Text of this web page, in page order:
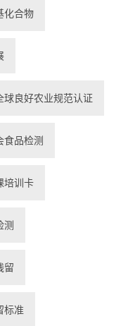
化合物
球良好农业规范认证
食品检测
培训卡
测
留
标准